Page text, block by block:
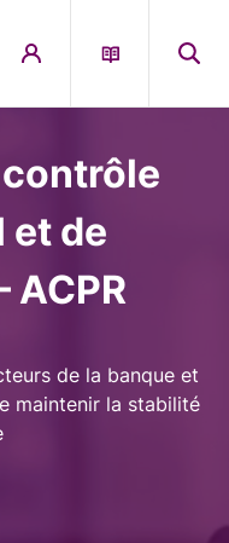
contrôle
et de
ACPR
de la banque et
maintenir la stabilité